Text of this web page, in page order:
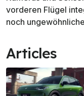
vorderen Flügel
noch
Articles